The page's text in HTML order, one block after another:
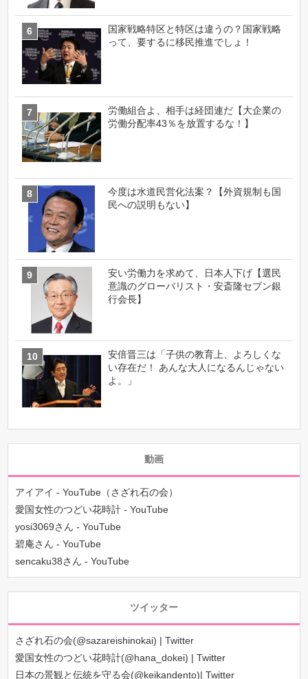
国家戦略特区と特区は違うの？国家戦略
って、要するに移民推進でしょ！
労働組合よ、相手は経団連だ【大企業の
労働分配率43％を放置するな！】
今度は水道民営化法案？【外資規制も国
民への説明もない】
安い労働力を求めて、日本人下げ【選民
意識のグローバリスト・安斎隆セブン銀
行会長】
安倍晋三は「子供の教育上、よろしくな
い存在だ！ あんな大人になるんじゃない
よ。」
動画
アイアイ - YouTube（さざれ石の会）
愛国女性のつどい花時計 - YouTube
yosi3069さん - YouTube
碧庵さん - YouTube
sencaku38さん - YouTube
ツイッター
さざれ石の会(@sazareishinokai) | Twitter
愛国女性のつどい花時計(@hana_dokei) | Twitter
日本の景観と伝統を守る会(@keikandento)| Twitter